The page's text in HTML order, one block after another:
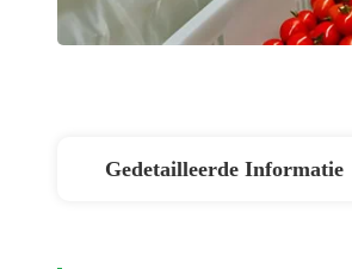
Gedetailleerde Informatie